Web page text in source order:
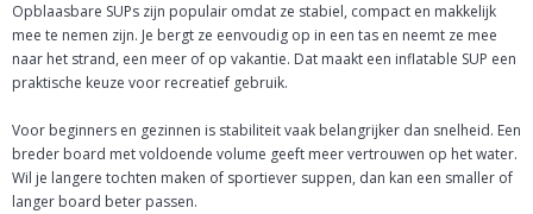
Opblaasbare SUPs zijn populair omdat ze stabiel, compact en makkelijk
mee te nemen zijn. Je bergt ze eenvoudig op in een tas en neemt ze mee
naar het strand, een meer of op vakantie. Dat maakt een inflatable SUP een
praktische keuze voor recreatief gebruik.
Voor beginners en gezinnen is stabiliteit vaak belangrijker dan snelheid. Een
breder board met voldoende volume geeft meer vertrouwen op het water.
Wil je langere tochten maken of sportiever suppen, dan kan een smaller of
langer board beter passen.